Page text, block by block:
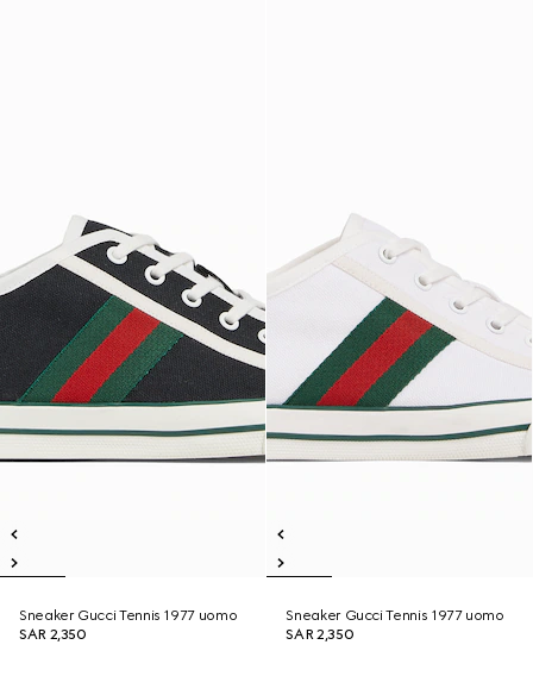
Sneaker Gucci Tennis 1977 uomo
SAR 2,350
Sneaker Gucci Tennis 1977 uomo
SAR 2,350